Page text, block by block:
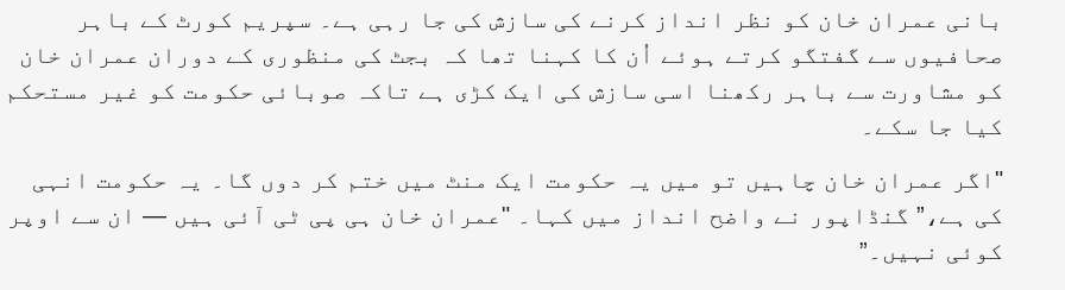
بانی عمران خان کو نظر انداز کرنے کی سازش کی جا رہی ہے۔ سپریم کورٹ کے باہر
صحافیوں سے گفتگو کرتے ہوئے اُن کا کہنا تھا کہ بجٹ کی منظوری کے دوران عمران خان
کو مشاورت سے باہر رکھنا اسی سازش کی ایک کڑی ہے تاکہ صوبائی حکومت کو غیر مستحکم
کیا جا سکے۔
"اگر عمران خان چاہیں تو میں یہ حکومت ایک منٹ میں ختم کر دوں گا۔ یہ حکومت انہی
کی ہے،” گنڈاپور نے واضح انداز میں کہا۔ "عمران خان ہی پی ٹی آئی ہیں — ان سے اوپر
کوئی نہیں۔”